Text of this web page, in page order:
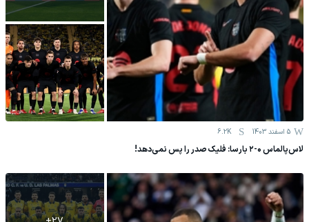
5 اسفند 1403 6.2K
لاس‌پالماس ۰-۲ بارسا: فلیک صدر را پس نمی‌دهد!